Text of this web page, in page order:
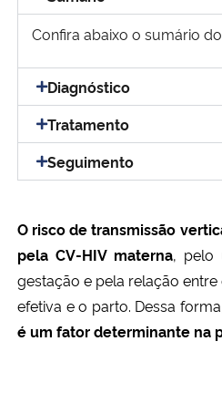
Ministério da Cidadania
Ministério da Ciência, Tecnologia,
Ministério do Turismo
Ministério do Desenvolvimento Regional
Confira abaixo o sumário
Diagnóstico
Tratamento
Seguimento
O risco de transmissão
pela CV-HIV materna, pelo
gestação e pela relação
efetiva e o parto. Dessa
é um fator determinante na